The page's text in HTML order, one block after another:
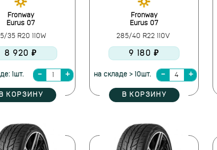
Fronway
Eurus 07
35 R20 110W
8 920 ₽
1шт.
В КОРЗИНУ
Fronway
Eurus 07
285/40 R22 110V
9 180 ₽
на складе > 10шт.
В КОРЗИНУ